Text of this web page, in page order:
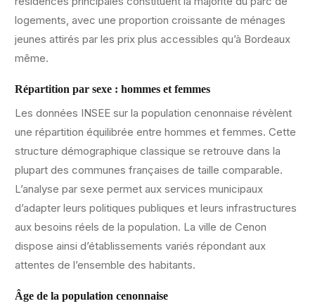
logements, avec une proportion croissante de ménages
jeunes attirés par les prix plus accessibles qu’à Bordeaux
même.
Répartition par sexe : hommes et femmes
Les données INSEE sur la population cenonnaise révèlent
une répartition équilibrée entre hommes et femmes. Cette
structure démographique classique se retrouve dans la
plupart des communes françaises de taille comparable.
L’analyse par sexe permet aux services municipaux
d’adapter leurs politiques publiques et leurs infrastructures
aux besoins réels de la population. La ville de Cenon
dispose ainsi d’établissements variés répondant aux
attentes de l’ensemble des habitants.
Âge de la population cenonnaise